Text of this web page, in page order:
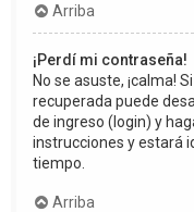
Arriba
¡Perdí mi contraseña!
No se asuste, ¡calma!
recuperada puede
de ingreso (login) y
instrucciones y estará
tiempo.
Arriba